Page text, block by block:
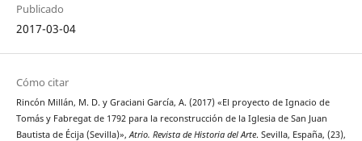
Publicado
2017-03-04
Cómo citar
Rincón Millán, M. D. y Graciani García, A. (2017) «El proyecto de Ignacio de
Tomás y Fabregat de 1792 para la reconstrucción de la Iglesia de San Juan
Bautista de Écija (Sevilla)», Atrio. Revista de Historia del Arte. Sevilla, España, (23),